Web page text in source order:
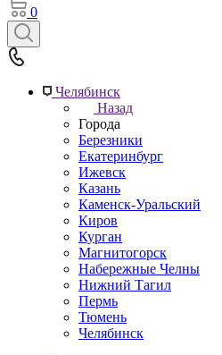
0
Челябинск
Назад
Города
Березники
Екатеринбург
Ижевск
Казань
Каменск-Уральский
Киров
Курган
Магнитогорск
Набережные Челны
Нижний Тагил
Пермь
Тюмень
Челябинск